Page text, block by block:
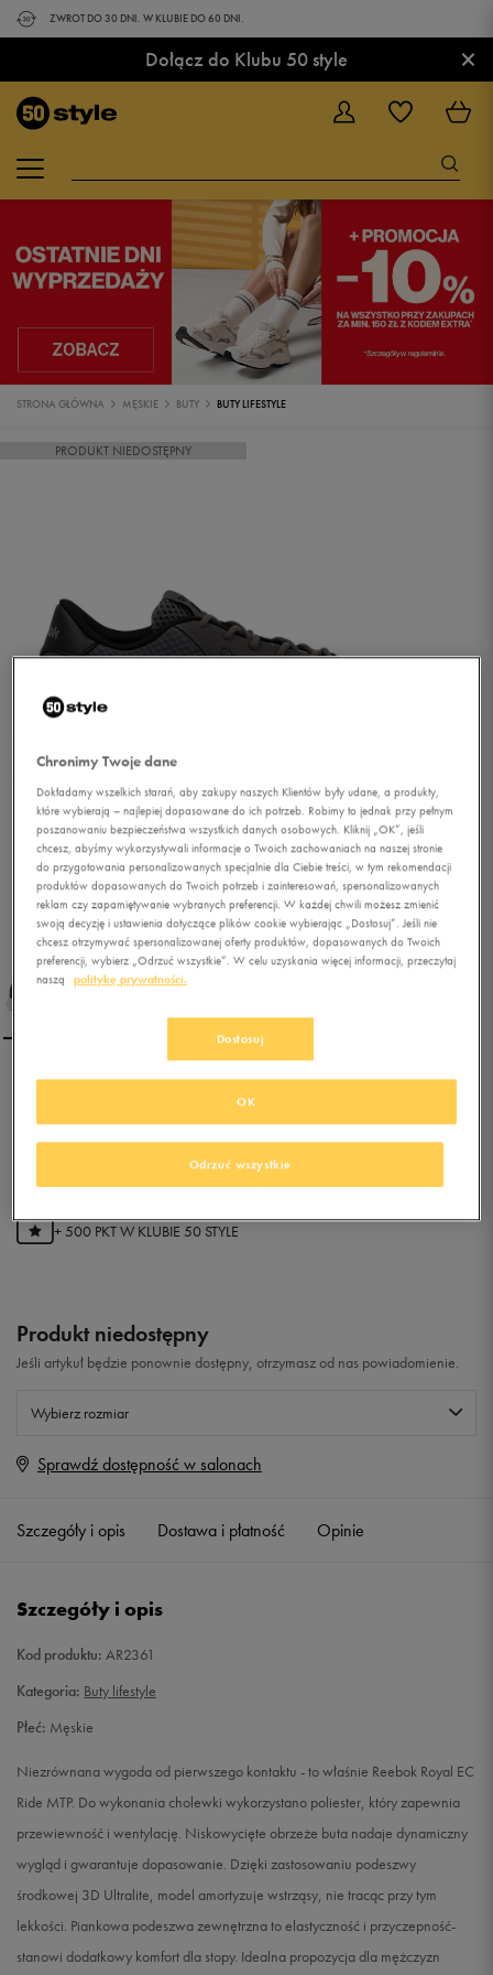
ZWROT DO 30 DNI. W KLUBIE DO 60 DNI.
Dołącz do Klubu 50 style ×
STRONA GŁÓWNA MĘSKIE BUTY BUTY LIFESTYLE
PRODUKT NIEDOSTĘPNY
REEBOK ROYAL EC RIDE
MTP
99,99złz Vat
+ 500 PKT W KLUBIE 50 STYLE
Produkt niedostępny
Jeśli artykuł będzie ponownie dostępny, otrzymasz od nas powiadomienie.
Wybierz rozmiar
Rozmiary EU
40,5
42,5 27,5 cm
44 28,5 cm Powiadom o dostępności
44,5 29 cm Powiadom o dostępności
45,5 30 cm Powiadom o dostępności
Sprawdź dostępność w salonach
Szczegóły i opis Dostawa i płatność Opinie
Szczegóły i opis
Kod produktu: AR2361
Kategoria: Buty lifestyle
Płeć: Męskie
Niezrównana wygoda od pierwszego kontaktu - to właśnie Reebok Royal EC
Ride MTP. Do wykonania cholewki wykorzystano poliester, który zapewnia
przewiewność i wentylację. Niskowycięte obrzeże buta nadaje dynamiczny
wygląd i gwarantuje dopasowanie. Dzięki zastosowaniu podeszwy
środkowej 3D Ultralite, model amortyzuje wstrząsy, nie tracąc przy tym
lekkości. Piankowa podeszwa zewnętrzna to elastyczność i przyczepność-
stanowi dodatkowy komfort dla stopy. Idealna propozycja dla mężczyzn
Chronimy Twoje dane
Dokładamy wszelkich starań, aby zakupy naszych Klientów były udane, a produkty,
które wybierają – najlepiej dopasowane do ich potrzeb. Robimy to jednak przy pełnym
poszanowaniu bezpieczeństwa wszystkich danych osobowych. Kliknij „OK”, jeśli
chcesz, abyśmy wykorzystywali informacje o Twoich zachowaniach na naszej stronie
do przygotowania personalizowanych specjalnie dla Ciebie treści, w tym rekomendacji
produktów dopasowanych do Twoich potrzeb i zainteresowań, spersonalizowanych
reklam czy zapamiętywanie wybranych preferencji. W każdej chwili możesz zmienić
swoją decyzję i ustawienia dotyczące plików cookie wybierając „Dostosuj”. Jeśli nie
chcesz otrzymywać spersonalizowanej oferty produktów, dopasowanych do Twoich
preferencji, wybierz „Odrzuć wszystkie”. W celu uzyskania więcej informacji, przeczytaj
naszą
politykę prywatności.
Dostosuj
Odrzuć wszystkie
OK